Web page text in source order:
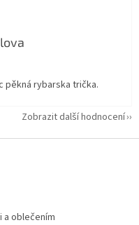
z 5 hvězdiček.
pěkná rybarska trička.
Zobrazit další hodnocení
a oblečením